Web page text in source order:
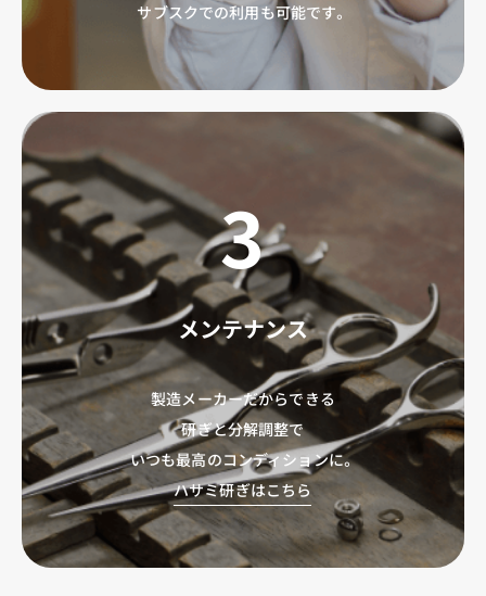
サブスクでの利用も可能です。
3
メンテナンス
製造メーカーだからできる
研ぎと分解調整で
いつも最高のコンディションに。
ハサミ研ぎはこちら